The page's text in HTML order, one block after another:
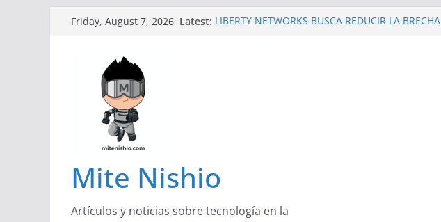
Friday, August 7, 2026 Latest: LIBERTY NETWORKS BUSCA REDUCIR LA BRECHA
útil
Mite Nishio
Artículos y noticias sobre tecnología en la